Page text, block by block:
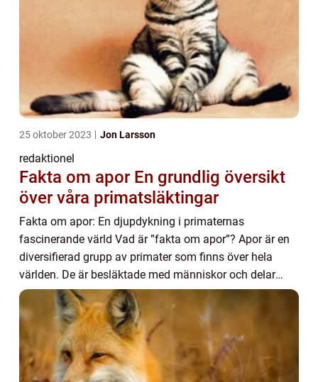
25 oktober 2023 Jon Larsson
redaktionel
Fakta om apor En grundlig översikt
över våra primatsläktingar
Fakta om apor: En djupdykning i primaternas
fascinerande värld Vad är ”fakta om apor”? Apor är en
diversifierad grupp av primater som finns över hela
världen. De är besläktade med människor och delar
många karaktäristika med oss, vilket g...